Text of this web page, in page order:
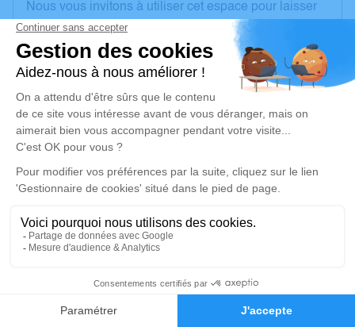
Faire-part Hommages
Nous vous invitons à utiliser cet espace pour laisser
vos condoléances, partager des photos souvenirs,
une anecdote ou exprimer vos pensées à travers des
poèmes ou des textes. Cet endroit est un lieu
d'expression dédié à honorer la mémoire de
Stéphane LEMBRET.
Un service de plantation d’arbre hommage est
disponible ici.
Je rends hommage
Cérémonie religieuse
Église Saint Pierre de Crestot
27110 Crestot